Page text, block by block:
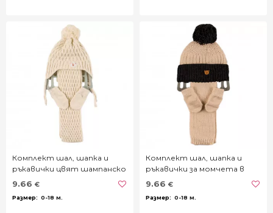
Комплект шал, шапка и
ръкавички цвят шампанско
9.66 €
0-18 м.
Комплект шал, шапка и
ръкавички за момчета в
графит и шампанско
9.66 €
0-18 м.